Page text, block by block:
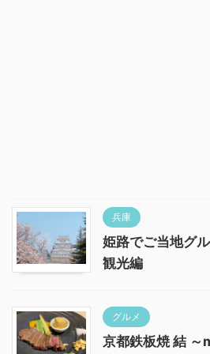
兵庫
姫路でご当地グ
観光編
グルメ
京都鉄板焼 結